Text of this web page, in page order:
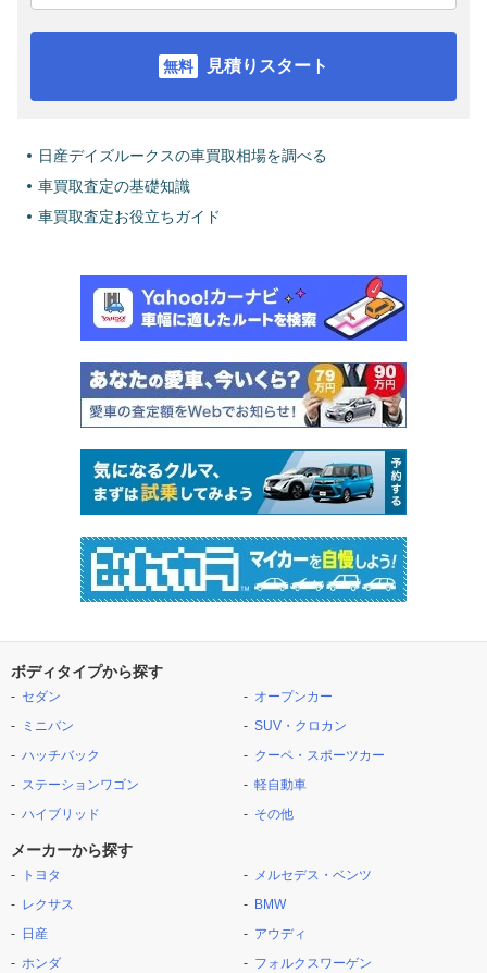
見積りスタート
日産デイズルークスの車買取相場を調べる
車買取査定の基礎知識
車買取査定お役立ちガイド
ボディタイプから探す
セダン
ミニバン
ハッチバック
ステーションワゴン
ハイブリッド
オープンカー
SUV・クロカン
クーペ・スポーツカー
軽自動車
その他
メーカーから探す
トヨタ
レクサス
日産
ホンダ
メルセデス・ベンツ
BMW
アウディ
フォルクスワーゲン